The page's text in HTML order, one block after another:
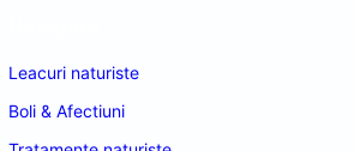
Leacuri naturiste
Boli & Afectiuni